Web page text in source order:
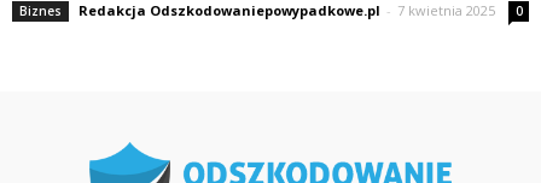
Biznes Redakcja Odszkodowaniepowypadkowe.pl - 7 kwietnia 2025 0